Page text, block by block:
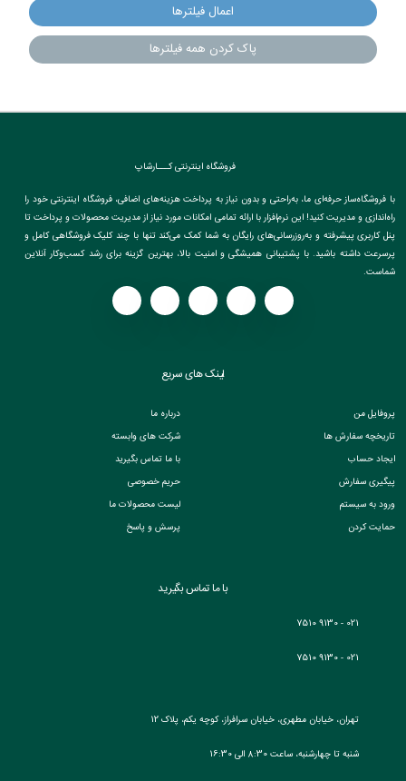
اعمال فیلترها
پاک کردن همه فیلترها
فروشگاه اینترنتی کـــارشاپ
با فروشگاه‌ساز حرفه‌ای ما، به‌راحتی و بدون نیاز به پرداخت هزینه‌های اضافی، فروشگاه اینترنتی خود را
راه‌اندازی و مدیریت کنید! این نرم‌افزار با ارائه تمامی امکانات مورد نیاز از مدیریت محصولات و پرداخت تا
پنل کاربری پیشرفته و به‌روزرسانی‌های رایگان به شما کمک می‌کند تنها با چند کلیک فروشگاهی کامل و
پرسرعت داشته باشید. با پشتیبانی همیشگی و امنیت بالا، بهترین گزینه برای رشد کسب‌وکار آنلاین
شماست.
لینک های سریع
پروفایل من
تاریخچه سفارش ها
ایجاد حساب
پیگیری سفارش
ورود به سیستم
حمایت کردن
درباره ما
شرکت های وابسته
با ما تماس بگیرید
حریم خصوصی
لیست محصولات ما
پرسش و پاسخ
با ما تماس بگیرید
021 - 9130 7510
021 - 9130 7510
تهران، خیابان مطهری، خیابان سرافراز، کوچه یکم، پلاک 12
شنبه تا چهارشنبه، ساعت 8:30 الی 16:30